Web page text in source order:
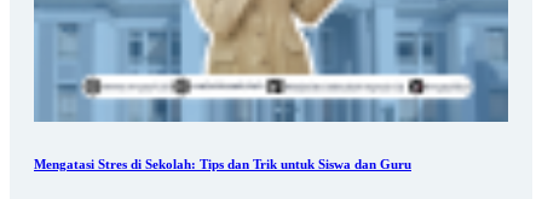
Mengatasi Stres di Sekolah: Tips dan Trik untuk Siswa dan Guru